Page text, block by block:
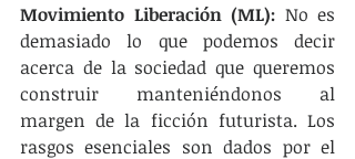
Movimiento Liberación (ML): No es
demasiado lo que podemos decir
acerca de la sociedad que queremos
construir manteniéndonos al
margen de la ficción futurista. Los
rasgos esenciales son dados por el